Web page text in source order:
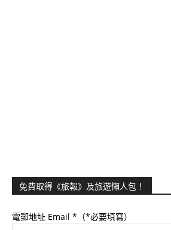
免費取得《旅報》及旅遊懶人包！
電郵地址 Email *（*必要填寫）